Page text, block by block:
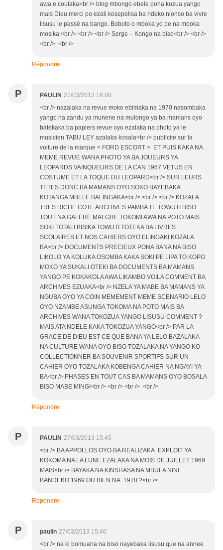
awa e coutaka<br /> blog mbongo ebele pona kozua yango
mais Dieu merci po ezali kosepelisa ba ndeko nionso ba vivre
lisusu le passé na bango. Boboto o mboka yo pe na mboka
mosika.<br /> <br /> <br /> Serge – Kongo na biso<br /> <br />
<br /> <br />
Répondre
P PAULIN 27/03/2013 16:00
<br /> nazalaka na revue moko ebimaka na 1970 nasombaka
yango na zandu ya munene na mulongo ya ba mamans oyo
batekaka ba papiers revue oyo ezalaka na photo ya le
musicien TABU LEY azalaka kosala<br /> publicite sur la
voiture de la marque < FORD ESCORT > ET PUIS KAKA NA
MEME REVUE WANA PHOTO YA BA JOUEURS YA
LEOPARDS VAINQUEURS DE LA CAN 1967 VETUS EN
COSTUME ET LA TOQUE DU LEOPARD<br /> SUR LEURS
TETES DONC BA MAMANS OYO SOKO BAYEBAKA
KOTANGA MBELE BALINGAKA<br /> <br /> <br /> KOZALA
TRES RICHE COTE ARCHIVES PAMBA TE TOWUTI BISO
TOUT NA GALERE MALGRE TOKOMI AWA NA POTO MAIS
SOKI TOTALI BISIKA TOWUTI TOTEKA BA LIVRES
SCOLAIRES ET NOS CAHIERS OYO ELINGAKI KOZALA
BA<br /> DOCUMENTS PRECIEUX PONA BANA NA BISO
LIKOLO YA KOLUKA OSOMBA KAKA SOKI PE LIPA TO KOPO
MOKO YA SUKALI OTEKI BA DOCUMENTS BA MAMANS
YANGO PE KOKAKOLA AWA LIKAMBO VOILA COMMENT BA
ARCHIVES EZUAKA<br /> NZELA YA MABE BA MAMANS YA
NGUBA OYO YA COIN MEMEMENT MEME SCENARIO LELO
OYO NZAMBE ASUNGA TOKOMA NA POTO MAIS BA
ARCHIVES WANA TOKOZUA YANGO LISUSU COMMENT ?
MAIS ATA NDELE KAKA TOKOZUA YANGO<br /> PAR LA
GRACE DE DIEU EST CE QUE BANA YA LELO BAZALAKA
NA CULTURE WANA OYO BISO TOZALAKA NA YANGO KO
COLLECTIONNER BA SOUVENIR SPORTIFS SUR UN
CAHIER OYO TOZALAKA KOBENGA CAHIER NA NGAYI YA
BA<br /> PHASES EN TOUT CAS BA MAMANS OYO BOSALA
BISO MABE MINGI<br /> <br /> <br /> <br />
Répondre
P PAULIN 27/03/2013 15:45
<br /> BA APPOLLOS OYO BA REALIZAKA EXPLOIT YA
KOKOMA NA LA LUNE EZALAKA NA MOIS DE JUILLET 1969
MAIS<br /> BAYAKA NA KINSHASA NA MBULA NINI
BANDEKO 1969 OU BIEN NA 1970 ?<br />
Répondre
P paulin 27/03/2013 15:40
<br /> na ki bomuana na biso nayebaka lisusu que na annee